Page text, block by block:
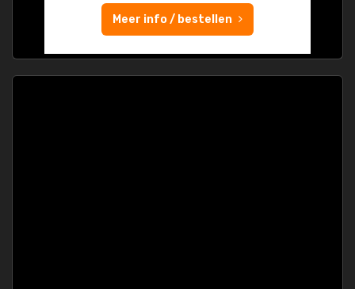
Meer info / bestellen